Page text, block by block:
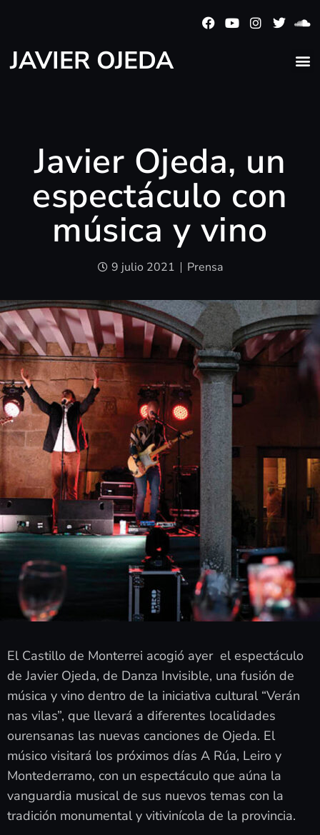
JAVIER OJEDA
Javier Ojeda, un
espectáculo con
música y vino
9 julio 2021 Prensa
El Castillo de Monterrei acogió ayer el espectáculo
de Javier Ojeda, de Danza Invisible, una fusión de
música y vino dentro de la iniciativa cultural “Verán
nas vilas”, que llevará a diferentes localidades
ourensanas las nuevas canciones de Ojeda. El
músico visitará los próximos días A Rúa, Leiro y
Montederramo, con un espectáculo que aúna la
vanguardia musical de sus nuevos temas con la
tradición monumental y vitivinícola de la provincia.